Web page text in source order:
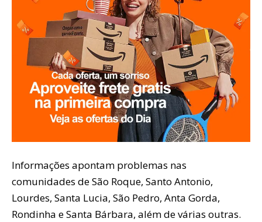
Informações apontam problemas nas
comunidades de São Roque, Santo Antonio,
Lourdes, Santa Lucia, São Pedro, Anta Gorda,
Rondinha e Santa Bárbara, além de várias outras.